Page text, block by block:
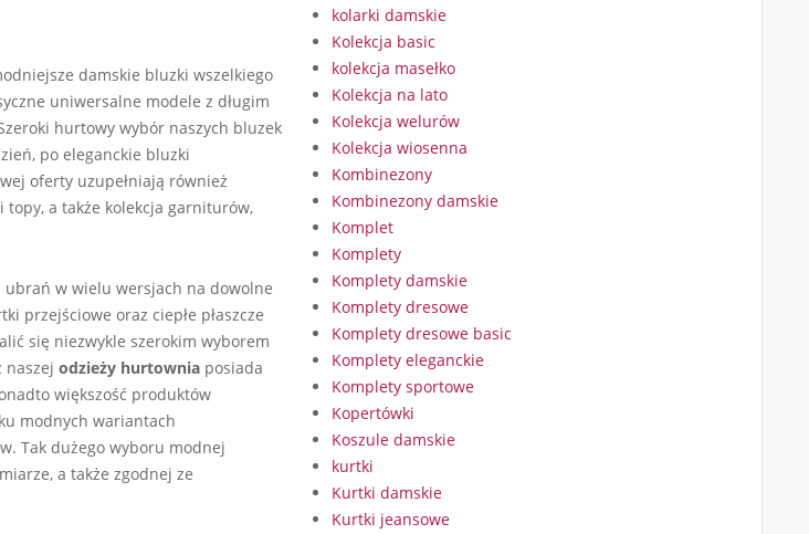
damskie bluzki wszelkiego
uniwersalne modele z długim
hurtowy wybór naszych bluzek
po eleganckie bluzki
oferty uzupełniają również
a także kolekcja garniturów,
w wielu wersjach na dowolne
przejściowe oraz ciepłe płaszcze
się niezwykle szerokim wyborem
odzieży hurtownia posiada
większość produktów
modnych wariantach
Tak dużego wyboru modnej
a także zgodnej ze
kolarki damskie
Kolekcja basic
kolekcja masełko
Kolekcja na lato
Kolekcja welurów
Kolekcja wiosenna
Kombinezony
Kombinezony damskie
Komplet
Komplety
Komplety damskie
Komplety dresowe
Komplety dresowe basic
Komplety eleganckie
Komplety sportowe
Kopertówki
Koszule damskie
kurtki
Kurtki damskie
Kurtki jeansowe